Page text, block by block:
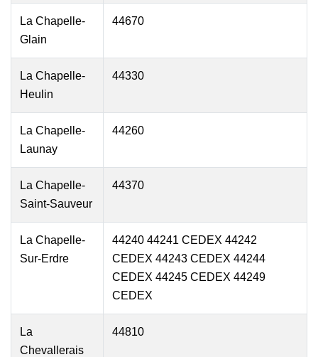
La Chapelle-
Glain
44670
La Chapelle-
Heulin
44330
La Chapelle-
Launay
44260
La Chapelle-
Saint-Sauveur
44370
La Chapelle-
Sur-Erdre
44240 44241 CEDEX 44242
CEDEX 44243 CEDEX 44244
CEDEX 44245 CEDEX 44249
CEDEX
La
Chevallerais
44810